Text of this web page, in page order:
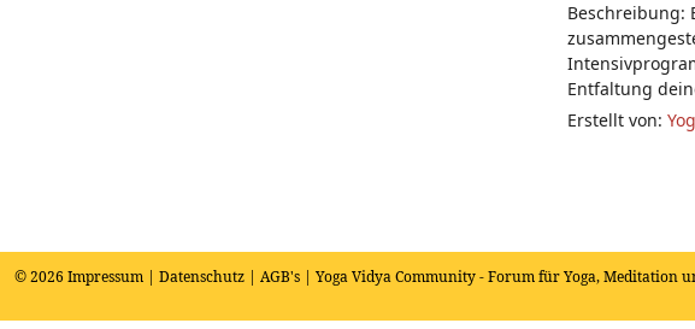
Beschreibung:
Entfaltung
Erstellt von:
© 2026 Impressum | Datenschutz | AGB's | Yoga Vidya Community - Forum für Yoga, Meditation